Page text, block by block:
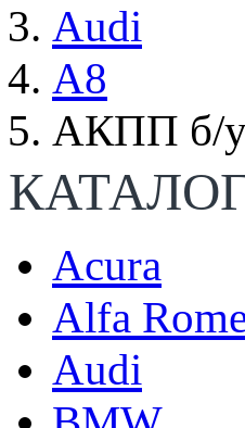
Audi
А8
АКПП б/у
Acura
Alfa
Audi